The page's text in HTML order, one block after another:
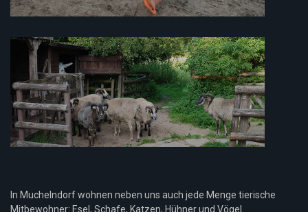
In Muchelndorf wohnen neben uns auch jede Menge tierische
Mitbewohner: Esel, Schafe, Katzen, Hühner und Vögel.